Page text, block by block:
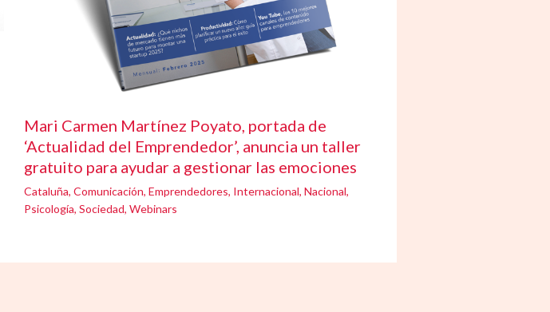
Mari Carmen Martínez Poyato, portada de
‘Actualidad del Emprendedor’, anuncia un taller
gratuito para ayudar a gestionar las emociones
Cataluña, Comunicación, Emprendedores, Internacional, Nacional,
Psicología, Sociedad, Webinars